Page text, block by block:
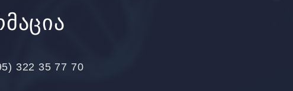
322 35 77 70